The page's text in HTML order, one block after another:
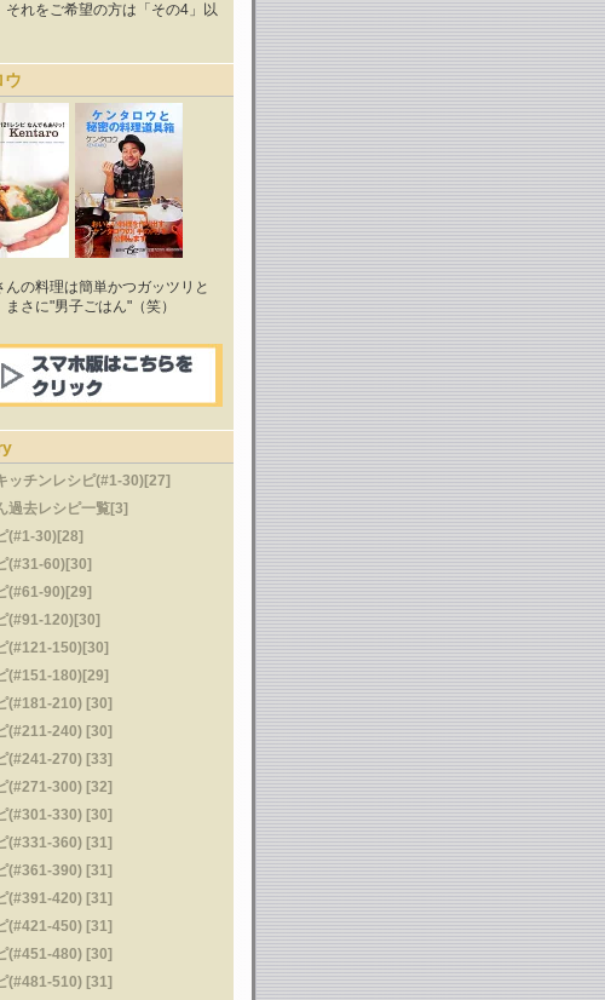
それをご希望の方は「その4」以
ウ
んの料理は簡単かつガッツリと
さに"男子ごはん"（笑）
ッチンレシピ(#1-30)[27]
過去レシピ一覧[3]
(#1-30)[28]
(#31-60)[30]
(#61-90)[29]
(#91-120)[30]
(#121-150)[30]
(#151-180)[29]
(#181-210) [30]
(#211-240) [30]
(#241-270) [33]
(#271-300) [32]
(#301-330) [30]
(#331-360) [31]
(#361-390) [31]
(#391-420) [31]
(#421-450) [31]
(#451-480) [30]
(#481-510) [31]